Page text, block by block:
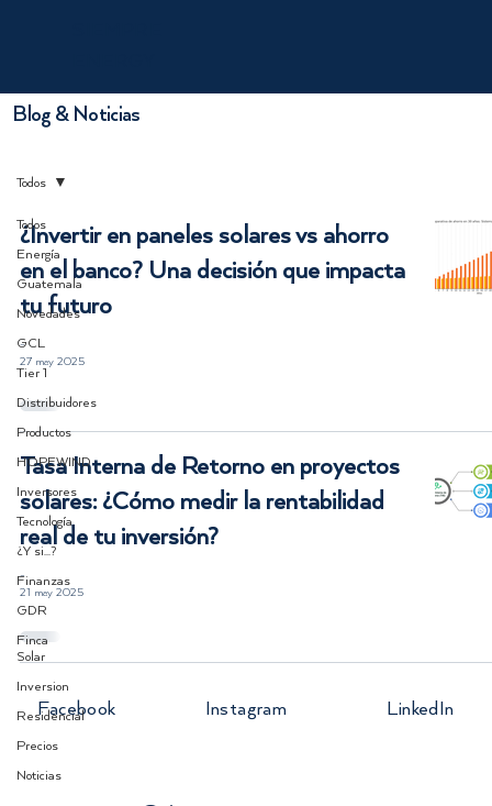
Blog & Noticias
Todos
Energía
Guatemala
Novedades
GCL
Tier 1
Distribuidores
Productos
HOPEWIND
Inversores
Tecnología
¿Y si...?
Finanzas
GDR
Finca
Solar
Inversion
Residencial
Precios
Noticias
Todos
¿Invertir en paneles solares vs ahorro
en el banco? Una decisión que impacta
tu futuro
-
27 may 2025
Tasa Interna de Retorno en proyectos
solares: ¿Cómo medir la rentabilidad
real de tu inversión?
-
21 may 2025
Instagram
Facebook LinkedIn